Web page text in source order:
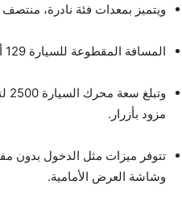
ويتميز بمعدات فئة نادرة، منتصف
المسافة المقطوعة للسيارة 129 ألف كيلومتر.
مزود بأزرار.
تتوفر ميزات مثل الدخول بدون
وشاشة العرض الأمامية.